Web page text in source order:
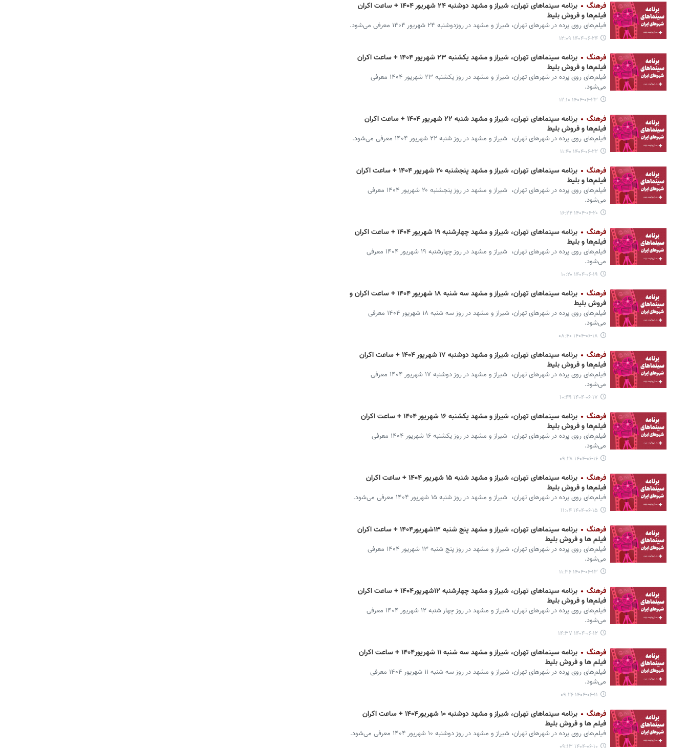
فرهنگ
برنامه سینماهای تهران، شیراز و مشهد دوشنبه ۲۴ شهریور ۱۴۰۴ + ساعت اکران
فیلم‌ها و فروش بلیط
فیلم‌های روی پرده‌ در شهرهای تهران، شیراز و مشهد در روزدوشنبه ۲۴ شهریور ۱۴۰۴ معرفی می‌شود.
۱۴۰۴-۰۶-۲۴ ۱۲:۰۹
فرهنگ
برنامه سینماهای تهران، شیراز و مشهد یکشنبه ۲۳ شهریور ۱۴۰۴ + ساعت اکران
فیلم‌ها و فروش بلیط
فیلم‌های روی پرده‌ در شهرهای تهران، شیراز و مشهد در روز یکشنبه ۲۳ شهریور ۱۴۰۴ معرفی
می‌شود.
۱۴۰۴-۰۶-۲۳ ۱۲:۱۰
فرهنگ
برنامه سینماهای تهران، شیراز و مشهد شنبه ۲۲ شهریور ۱۴۰۴ + ساعت اکران
فیلم‌ها و فروش بلیط
فیلم‌های روی پرده‌ در شهرهای تهران، ‌ شیراز و مشهد در روز شنبه ۲۲ شهریور ۱۴۰۴ معرفی می‌شود.
۱۴۰۴-۰۶-۲۲ ۱۱:۴۰
فرهنگ
برنامه سینماهای تهران، شیراز و مشهد پنجشنبه ۲۰ شهریور ۱۴۰۴ + ساعت اکران
فیلم‌ها و بلیط
فیلم‌های روی پرده‌ در شهرهای تهران، ‌ شیراز و مشهد در روز پنجشنبه ۲۰ شهریور ۱۴۰۴ معرفی
می‌شود.
۱۴۰۴-۰۶-۲۰ ۱۶:۲۴
فرهنگ
برنامه سینماهای تهران، شیراز و مشهد چهارشنبه ۱۹ شهریور ۱۴۰۴ + ساعت اکران
فیلم‌ها و بلیط
فیلم‌های روی پرده‌ در شهرهای تهران، ‌ شیراز و مشهد در روز چهارشنبه ۱۹ شهریور ۱۴۰۴ معرفی
می‌شود.
۱۴۰۴-۰۶-۱۹ ۱۰:۲۰
فرهنگ
برنامه سینماهای تهران، شیراز و مشهد سه شنبه ۱۸ شهریور ۱۴۰۴ + ساعت اکران و
فروش بلیط
فیلم‌های روی پرده‌ در شهرهای تهران، ‌شیراز و مشهد در روز سه شنبه ۱۸ شهریور ۱۴۰۴ معرفی
می‌شود.
۱۴۰۴-۰۶-۱۸ ۰۸:۴۰
فرهنگ
برنامه سینماهای تهران، شیراز و مشهد دوشنبه ۱۷ شهریور ۱۴۰۴ + ساعت اکران
فیلم‌ها و فروش بلیط
فیلم‌های روی پرده‌ در شهرهای تهران، ‌ شیراز و مشهد در روز دوشنبه ۱۷ شهریور ۱۴۰۴ معرفی
می‌شود.
۱۴۰۴-۰۶-۱۷ ۱۰:۴۹
فرهنگ
برنامه سینماهای تهران، شیراز و مشهد یکشنبه ۱۶ شهریور ۱۴۰۴ + ساعت اکران
فیلم‌ها و فروش بلیط
فیلم‌های روی پرده‌ در شهرهای تهران، ‌ شیراز و مشهد در روز یکشنبه ۱۶ شهریور ۱۴۰۴ معرفی
می‌شود.
۱۴۰۴-۰۶-۱۶ ۰۹:۲۸
فرهنگ
برنامه سینماهای تهران، شیراز و مشهد شنبه ۱۵ شهریور ۱۴۰۴ + ساعت اکران
فیلم‌ها و فروش بلیط
فیلم‌های روی پرده‌ در شهرهای تهران، ‌ شیراز و مشهد در روز شنبه ۱۵ شهریور ۱۴۰۴ معرفی می‌شود.
۱۴۰۴-۰۶-۱۵ ۱۱:۰۴
فرهنگ
برنامه سینماهای تهران، شیراز و مشهد پنج شنبه ۱۳شهریور۱۴۰۴ + ساعت اکران
فیلم ها و فروش بلیط
فیلم‌های روی پرده‌ در شهرهای تهران،‌ شیراز و مشهد در روز پنج شنبه ۱۳ شهریور ۱۴۰۴ معرفی
می‌شود.
۱۴۰۴-۰۶-۱۳ ۱۱:۳۶
فرهنگ
برنامه سینماهای تهران، شیراز و مشهد چهارشنبه ۱۲شهریور۱۴۰۴ + ساعت اکران
فیلم‌ها و فروش بلیط
فیلم‌های روی پرده‌ در شهرهای تهران،‌ شیراز و مشهد در روز چهار شنبه ۱۲ شهریور ۱۴۰۴ معرفی
می‌شود.
۱۴۰۴-۰۶-۱۲ ۱۴:۳۷
فرهنگ
برنامه سینماهای تهران، شیراز و مشهد سه شنبه ۱۱ شهریور۱۴۰۴ + ساعت اکران
فیلم ها و فروش بلیط
فیلم‌های روی پرده‌ در شهرهای تهران،‌ شیراز و مشهد در روز سه شنبه ۱۱ شهریور ۱۴۰۴ معرفی
می‌شود.
۱۴۰۴-۰۶-۱۱ ۰۹:۲۶
فرهنگ
برنامه سینماهای تهران، شیراز و مشهد دوشنبه ۱۰ شهریور۱۴۰۴ + ساعت اکران
فیلم ها و فروش بلیط
فیلم‌های روی پرده‌ در شهرهای تهران،‌ شیراز و مشهد در روز دوشنبه ۱۰ شهریور ۱۴۰۴ معرفی می‌شود.